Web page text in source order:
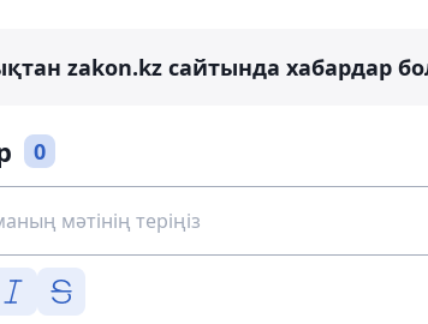
zakon.kz сайтында хабардар
0